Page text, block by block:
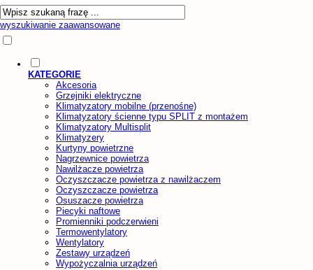
wyszukiwanie zaawansowane
KATEGORIE
Akcesoria
Grzejniki elektryczne
Klimatyzatory mobilne (przenośne)
Klimatyzatory ścienne typu SPLIT z montażem
Klimatyzatory Multisplit
Klimatyzery
Kurtyny powietrzne
Nagrzewnice powietrza
Nawilżacze powietrza
Oczyszczacze powietrza z nawilżaczem
Oczyszczacze powietrza
Osuszacze powietrza
Piecyki naftowe
Promienniki podczerwieni
Termowentylatory
Wentylatory
Zestawy urządzeń
Wypożyczalnia urządzeń